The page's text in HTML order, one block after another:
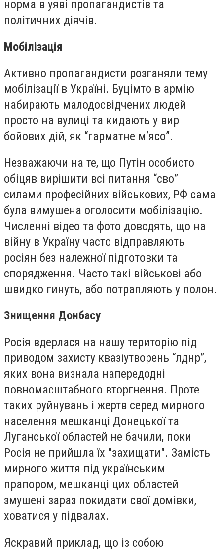
норма в уяві пропагандистів та
політичних діячів.
Мобілізація
Активно пропагандисти розганяли тему
мобілізації в Україні. Буцімто в армію
набирають малодосвідчених людей
просто на вулиці та кидають у вир
бойових дій, як “гарматне м’ясо”.
Незважаючи на те, що Путін особисто
обіцяв вирішити всі питання “сво”
силами професійних військових, РФ сама
була вимушена оголосити мобілізацію.
Численні відео та фото доводять, що на
війну в Україну часто відправляють
росіян без належної підготовки та
спорядження. Часто такі військові або
швидко гинуть, або потрапляють у полон.
Знищення Донбасу
Росія вдерлася на нашу територію під
приводом захисту квазіутворень “лднр”,
яких вона визнала напередодні
повномасштабного вторгнення. Проте
таких руйнувань і жертв серед мирного
населення мешканці Донецької та
Луганської областей не бачили, поки
Росія не прийшла їх "захищати". Замість
мирного життя під українським
прапором, мешканці цих областей
змушені зараз покидати свої домівки,
ховатися у підвалах.
Яскравий приклад, що із собою